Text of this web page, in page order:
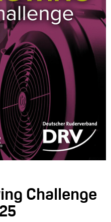
Challenge